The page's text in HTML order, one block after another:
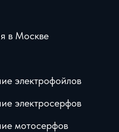
в Москве
электрофойлов
электросерфов
мотосерфов